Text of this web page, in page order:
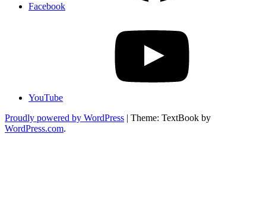
Facebook
YouTube
Proudly powered by WordPress | Theme: TextBook by
WordPress.com.